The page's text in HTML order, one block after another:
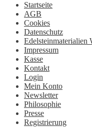
Startseite
AGB
Cookies
Datenschutz
Edelsteinmaterialien
Impressum
Kasse
Kontakt
Login
Mein Konto
Newsletter
Philosophie
Presse
Registrierung